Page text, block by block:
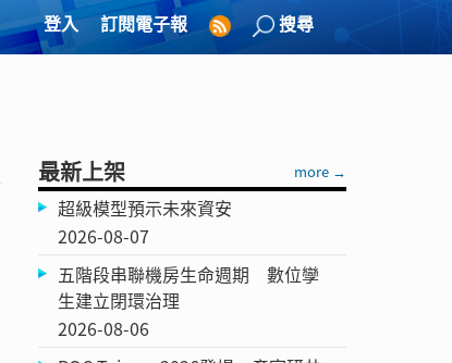
登入 訂閱電子報 搜尋
最新上架 more →
超級模型預示未來資安
2026-08-07
五階段串聯機房生命週期 數位孿
生建立閉環治理
2026-08-06